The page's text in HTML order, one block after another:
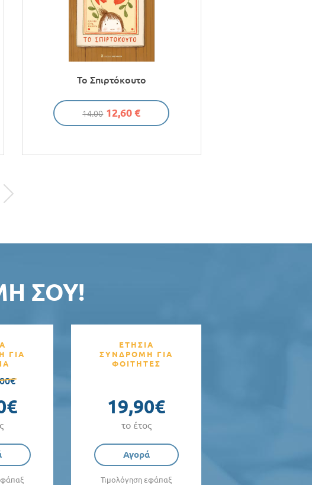
Το Σπιρτόκουτο
14.00 12,60 €
ΣΟΥ!
ΓΙΑ
ΕΤΗΣΙΑ
ΣΥΝΔΡΟΜΗ ΓΙΑ
ΦΟΙΤΗΤΕΣ
19,90€
το έτος
Αγορά
Τιμολόγηση εφάπαξ